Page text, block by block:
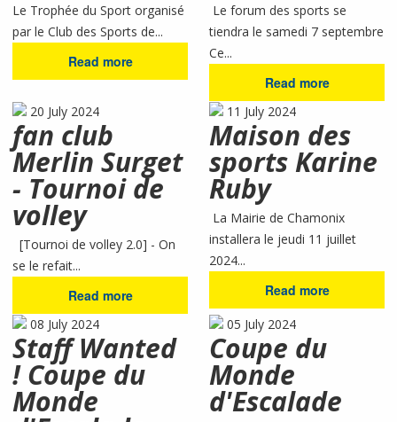
Le Trophée du Sport organisé
par le Club des Sports de...
Read more
Le forum des sports se
tiendra le samedi 7 septembre
Ce...
Read more
20 July 2024
fan club
Merlin Surget
- Tournoi de
volley
[Tournoi de volley 2.0] - On
se le refait...
Read more
11 July 2024
Maison des
sports Karine
Ruby
La Mairie de Chamonix
installera le jeudi 11 juillet
2024...
Read more
08 July 2024
Staff Wanted
! Coupe du
Monde
05 July 2024
Coupe du
Monde
d'Escalade